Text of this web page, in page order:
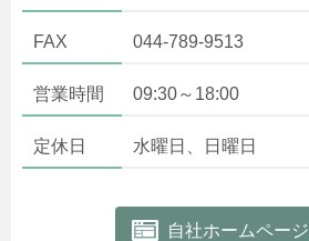
FAX 044-789-9513
営業時間 09:30～18:00
定休日 水曜日、日曜日
自社ホームページ